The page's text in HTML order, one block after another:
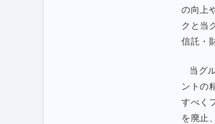
の向上
クと当
信託・
当グ
ントの
すべく
を廃止